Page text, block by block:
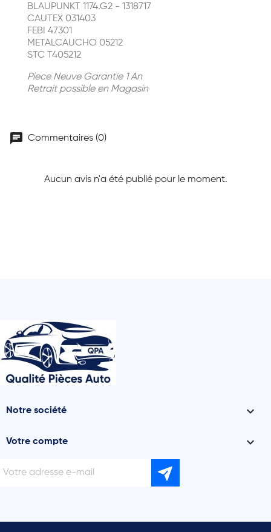
BLAUPUNKT 1174.G2 - 1318717
CAUTEX 031403
FEBI 47301
METALCAUCHO 05212
STC T405212
Piece Neuve Garantie 1 An
Retrait possible en Magasin
chat Commentaires (0)
Aucun avis n'a été publié pour le moment.
Notre société 
Votre compte 